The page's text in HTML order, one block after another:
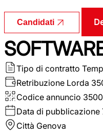
Candidati
Tipo di contratto
Retribuzione Lorda
Codice annuncio
Data di pubblicazione
Città Genova